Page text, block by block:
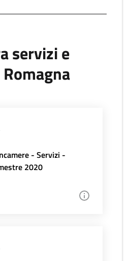
servizi e
- Servizi -
2020